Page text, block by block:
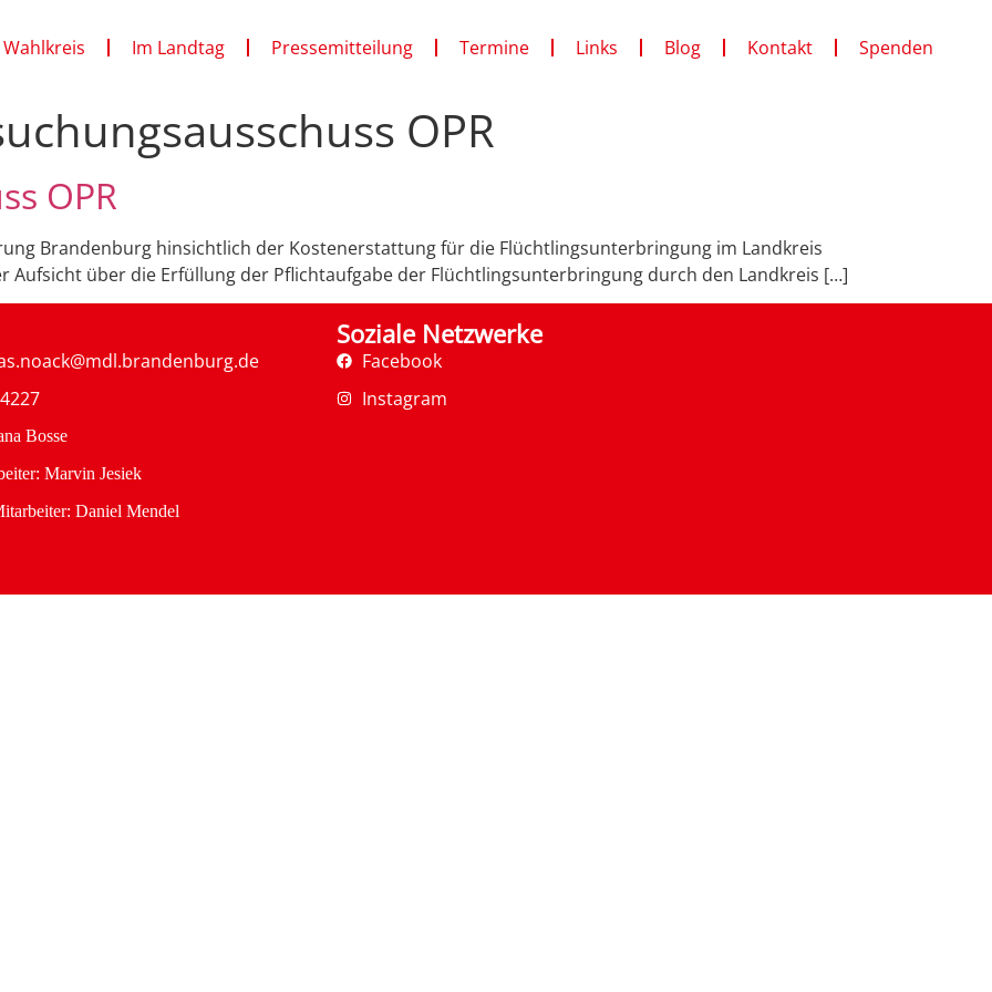
Im Landtag Pressemitteilung Termine Links Blog Kontakt Spenden
OPR
OPR
Brandenburg hinsichtlich der Kostenerstattung für die Flüchtlingsunterbringung im Landkreis
über die Erfüllung der Pflichtaufgabe der Flüchtlingsunterbringung durch den Landkreis […]
Bosse
Marvin Jesiek
Daniel Mendel
Soziale Netzwerke
Facebook
Instagram